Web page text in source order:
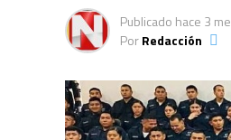
Publicado hace 3
PorRedacción